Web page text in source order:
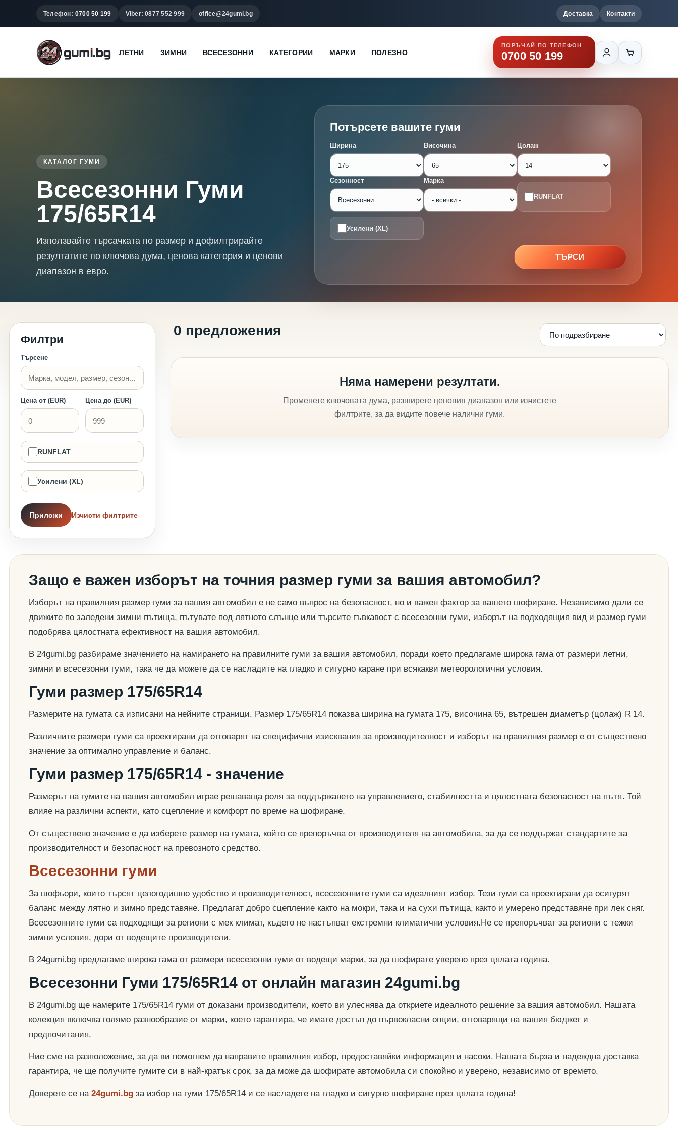
Телефон: 0700 50 199 Viber: 0877 552 999 office@24gumi.bg Доставка Контакти
ЛЕТНИ ЗИМНИ ВСЕСЕЗОННИ КАТЕГОРИИ МАРКИ ПОЛЕЗНО
ПОРЪЧАЙ ПО ТЕЛЕФОН
0700 50 199
КАТАЛОГ ГУМИ
Всесезонни Гуми
175/65R14
Използвайте търсачката по размер и дофилтрирайте
резултатите по ключова дума, ценова категория и ценови
диапазон в евро.
Потърсете вашите гуми
Ширина Височина Цолаж
Сезонност Марка
RUNFLAT
Усилени (XL)
ТЪРСИ
Филтри
Търсене
Цена от (EUR) Цена до (EUR)
RUNFLAT
Усилени (XL)
Приложи Изчисти филтрите
0 предложения
Няма намерени резултати.
Променете ключовата дума, разширете ценовия диапазон или изчистете
филтрите, за да видите повече налични гуми.
Защо е важен изборът на точния размер гуми за вашия автомобил?
Изборът на правилния размер гуми за вашия автомобил е не само въпрос на безопасност, но и важен фактор за вашето шофиране. Независимо дали се
движите по заледени зимни пътища, пътувате под лятното слънце или търсите гъвкавост с всесезонни гуми, изборът на подходящия вид и размер гуми
подобрява цялостната ефективност на вашия автомобил.
В 24gumi.bg разбираме значението на намирането на правилните гуми за вашия автомобил, поради което предлагаме широка гама от размери летни,
зимни и всесезонни гуми, така че да можете да се насладите на гладко и сигурно каране при всякакви метеорологични условия.
Гуми размер 175/65R14
Размерите на гумата са изписани на нейните страници. Размер 175/65R14 показва ширина на гумата 175, височина 65, вътрешен диаметър (цолаж) R 14.
Различните размери гуми са проектирани да отговарят на специфични изисквания за производителност и изборът на правилния размер е от съществено
значение за оптимално управление и баланс.
Гуми размер 175/65R14 - значение
Размерът на гумите на вашия автомобил играе решаваща роля за поддържането на управлението, стабилността и цялостната безопасност на пътя. Той
влияе на различни аспекти, като сцепление и комфорт по време на шофиране.
От съществено значение е да изберете размер на гумата, който се препоръчва от производителя на автомобила, за да се поддържат стандартите за
производителност и безопасност на превозното средство.
Всесезонни гуми
За шофьори, които търсят целогодишно удобство и производителност, всесезонните гуми са идеалният избор. Тези гуми са проектирани да осигурят
баланс между лятно и зимно представяне. Предлагат добро сцепление както на мокри, така и на сухи пътища, както и умерено представяне при лек сняг.
Всесезонните гуми са подходящи за региони с мек климат, където не настъпват екстремни климатични условия.Не се препоръчват за региони с тежки
зимни условия, дори от водещите производители.
В 24gumi.bg предлагаме широка гама от размери всесезонни гуми от водещи марки, за да шофирате уверено през цялата година.
Всесезонни Гуми 175/65R14 от онлайн магазин 24gumi.bg
В 24gumi.bg ще намерите 175/65R14 гуми от доказани производители, което ви улеснява да откриете идеалното решение за вашия автомобил. Нашата
колекция включва голямо разнообразие от марки, което гарантира, че имате достъп до първокласни опции, отговарящи на вашия бюджет и
предпочитания.
Ние сме на разположение, за да ви помогнем да направите правилния избор, предоставяйки информация и насоки. Нашата бърза и надеждна доставка
гарантира, че ще получите гумите си в най-кратък срок, за да може да шофирате автомобила си спокойно и уверено, независимо от времето.
Доверете се на 24gumi.bg за избор на гуми 175/65R14 и се насладете на гладко и сигурно шофиране през цялата година!